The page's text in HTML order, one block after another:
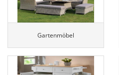
Gartenmöbel